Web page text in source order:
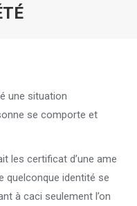
une situation
se comporte et
les certificat d’une ame
quelconque identité se
à caci seulement l’on